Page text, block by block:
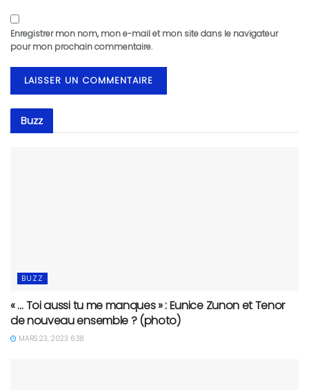
Enregistrer mon nom, mon e-mail et mon site dans le navigateur
pour mon prochain commentaire.
Buzz
BUZZ
« … Toi aussi tu me manques » : Eunice Zunon et Tenor
de nouveau ensemble ? (photo)
MARS 23, 2023 6:38